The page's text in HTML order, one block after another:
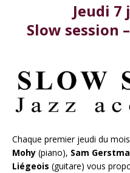
Jeudi 7
Slow session
Chaque premier jeudi du
Mohy (piano), Sam
Liégeois (guitare) vous